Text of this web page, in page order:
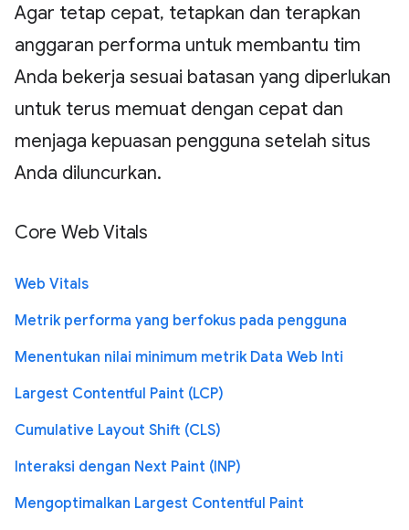
Agar tetap cepat, tetapkan dan terapkan
anggaran performa untuk membantu tim
Anda bekerja sesuai batasan yang diperlukan
untuk terus memuat dengan cepat dan
menjaga kepuasan pengguna setelah situs
Anda diluncurkan.
Core Web Vitals
Web Vitals
Metrik performa yang berfokus pada pengguna
Menentukan nilai minimum metrik Data Web Inti
Largest Contentful Paint (LCP)
Cumulative Layout Shift (CLS)
Interaksi dengan Next Paint (INP)
Mengoptimalkan Largest Contentful Paint